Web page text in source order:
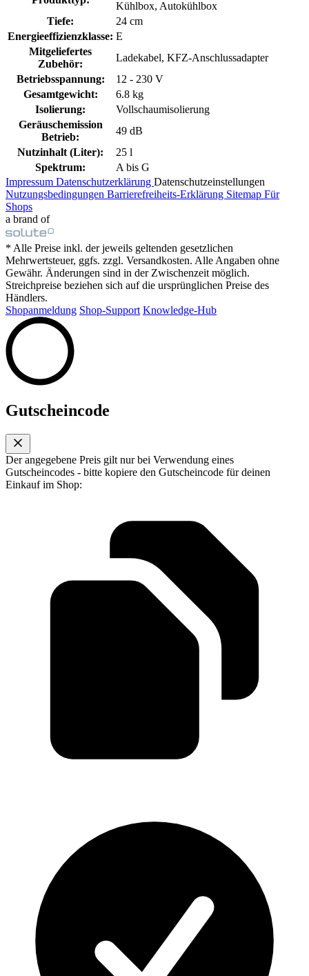
Kühlbox, Autokühlbox
Tiefe:
24 cm
Energieeffizienzklasse: E
Mitgeliefertes
Zubehör:
Ladekabel, KFZ-Anschlussadapter
Betriebsspannung:
12 - 230 V
Gesamtgewicht:
6.8 kg
Isolierung:
Vollschaumisolierung
Geräuschemission
Betrieb:
49 dB
Nutzinhalt (Liter):
25 l
Spektrum:
A bis G
Impressum Datenschutzerklärung Datenschutzeinstellungen
Nutzungsbedingungen Barrierefreiheits-Erklärung Sitemap Für
Shops
a brand of
* Alle Preise inkl. der jeweils geltenden gesetzlichen
Mehrwertsteuer, ggfs. zzgl. Versandkosten. Alle Angaben ohne
Gewähr. Änderungen sind in der Zwischenzeit möglich.
Streichpreise beziehen sich auf die ursprünglichen Preise des
Händlers.
Shopanmeldung Shop-Support Knowledge-Hub
Gutscheincode
Der angegebene Preis gilt nur bei Verwendung eines
Gutscheincodes - bitte kopiere den Gutscheincode für deinen
Einkauf im Shop: